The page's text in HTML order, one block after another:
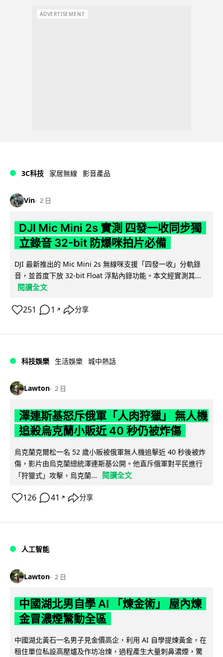
ADVERTISEMENT
3C科技 家居無線 影音產品
Vin 2 日
DJI Mic Mini 2s 實測 四發一收同步獨
立錄音 32-bit 防爆咪拍片必備
DJI 最新推出的 Mic Mini 2s 無線咪支援「四發一收」分軌錄
音，並首度下放 32-bit Float 浮點內錄功能。本文經實測其...
閱讀全文
251 1 ↗ 分享
科技娛樂 生活娛樂 城中熱話
Lawton 2 日
澤連斯基怒斥俄軍「人肉狩獵」 無人機
追殺烏克蘭小販近 40 秒仍被炸傷
烏克蘭克爾松一名 52 歲小販被俄軍無人機追擊近 40 秒後被炸
傷，影片由烏克蘭總統澤連斯基公開。他直斥俄軍對平民進行
「狩獵式」攻擊，烏克蘭...
閱讀全文
126 41 ↗ 分享
人工智能
Lawton 2 日
中國湖北男自學 AI 「煉金術」 屋內煉
金冒濃煙驚動全區
中國湖北黃石一名男子見金價高企，利用 AI 自學提煉黃金，在
租住單位私設高壓爐及作坊冶煉，過程產生大量刺鼻濃煙，驚